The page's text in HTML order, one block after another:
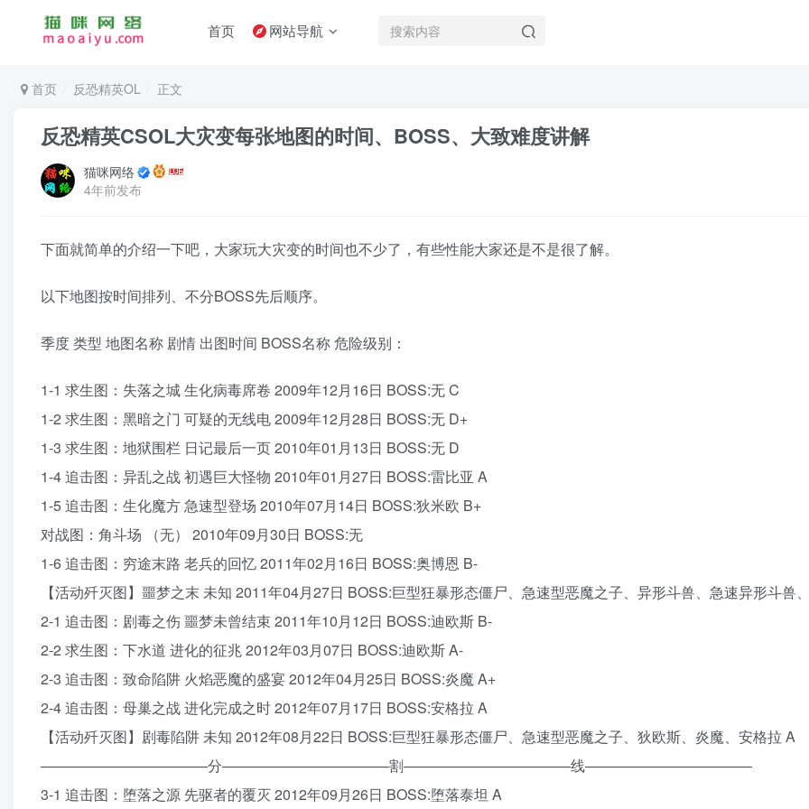
首页 网站导航
首页 反恐精英OL 正文
反恐精英CSOL大灾变每张地图的时间、BOSS、大致难度讲解
猫咪网络
4年前发布
下面就简单的介绍一下吧，大家玩大灾变的时间也不少了，有些性能大家还是不是很了解。
以下地图按时间排列、不分BOSS先后顺序。
季度 类型 地图名称 剧情 出图时间 BOSS名称 危险级别：
1-1 求生图：失落之城 生化病毒席卷 2009年12月16日 BOSS:无 C
1-2 求生图：黑暗之门 可疑的无线电 2009年12月28日 BOSS:无 D+
1-3 求生图：地狱围栏 日记最后一页 2010年01月13日 BOSS:无 D
1-4 追击图：异乱之战 初遇巨大怪物 2010年01月27日 BOSS:雷比亚 A
1-5 追击图：生化魔方 急速型登场 2010年07月14日 BOSS:狄米欧 B+
对战图：角斗场 （无） 2010年09月30日 BOSS:无
1-6 追击图：穷途末路 老兵的回忆 2011年02月16日 BOSS:奥博恩 B-
【活动歼灭图】噩梦之末 未知 2011年04月27日 BOSS:巨型狂暴形态僵尸、急速型恶魔之子、异形斗兽、急速异形斗兽
2-1 追击图：剧毒之伤 噩梦未曾结束 2011年10月12日 BOSS:迪欧斯 B-
2-2 求生图：下水道 进化的征兆 2012年03月07日 BOSS:迪欧斯 A-
2-3 追击图：致命陷阱 火焰恶魔的盛宴 2012年04月25日 BOSS:炎魔 A+
2-4 追击图：母巢之战 进化完成之时 2012年07月17日 BOSS:安格拉 A
【活动歼灭图】剧毒陷阱 未知 2012年08月22日 BOSS:巨型狂暴形态僵尸、急速型恶魔之子、狄欧斯、炎魔、安格拉 A
———————————–分———————————–割———————————–线———————————–
3-1 追击图：堕落之源 先驱者的覆灭 2012年09月26日 BOSS:堕落泰坦 A